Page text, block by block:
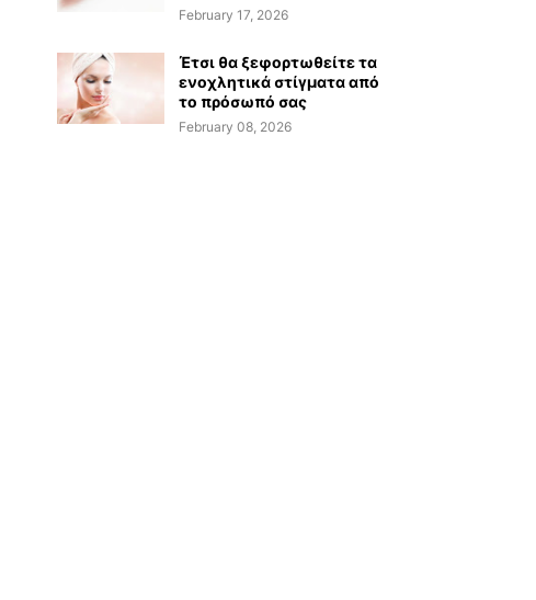
February 17, 2026
Έτσι θα ξεφορτωθείτε τα
ενοχλητικά στίγματα από
το πρόσωπό σας
February 08, 2026